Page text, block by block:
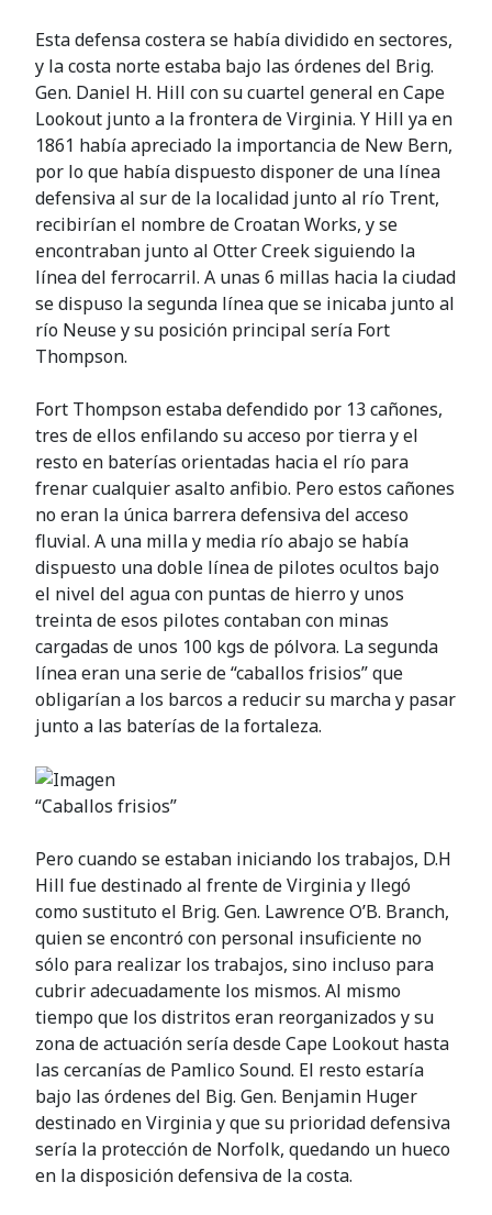
Esta defensa costera se había dividido en sectores,
y la costa norte estaba bajo las órdenes del Brig.
Gen. Daniel H. Hill con su cuartel general en Cape
Lookout junto a la frontera de Virginia. Y Hill ya en
1861 había apreciado la importancia de New Bern,
por lo que había dispuesto disponer de una línea
defensiva al sur de la localidad junto al río Trent,
recibirían el nombre de Croatan Works, y se
encontraban junto al Otter Creek siguiendo la
línea del ferrocarril. A unas 6 millas hacia la ciudad
se dispuso la segunda línea que se inicaba junto al
río Neuse y su posición principal sería Fort
Thompson.
Fort Thompson estaba defendido por 13 cañones,
tres de ellos enfilando su acceso por tierra y el
resto en baterías orientadas hacia el río para
frenar cualquier asalto anfibio. Pero estos cañones
no eran la única barrera defensiva del acceso
fluvial. A una milla y media río abajo se había
dispuesto una doble línea de pilotes ocultos bajo
el nivel del agua con puntas de hierro y unos
treinta de esos pilotes contaban con minas
cargadas de unos 100 kgs de pólvora. La segunda
línea eran una serie de “caballos frisios” que
obligarían a los barcos a reducir su marcha y pasar
junto a las baterías de la fortaleza.
“Caballos frisios”
Pero cuando se estaban iniciando los trabajos, D.H
Hill fue destinado al frente de Virginia y llegó
como sustituto el Brig. Gen. Lawrence O’B. Branch,
quien se encontró con personal insuficiente no
sólo para realizar los trabajos, sino incluso para
cubrir adecuadamente los mismos. Al mismo
tiempo que los distritos eran reorganizados y su
zona de actuación sería desde Cape Lookout hasta
las cercanías de Pamlico Sound. El resto estaría
bajo las órdenes del Big. Gen. Benjamin Huger
destinado en Virginia y que su prioridad defensiva
sería la protección de Norfolk, quedando un hueco
en la disposición defensiva de la costa.